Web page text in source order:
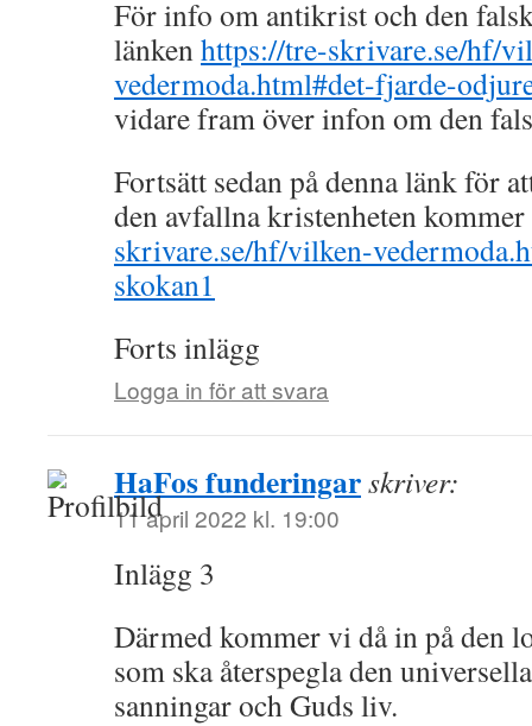
För info om antikrist och den
länkenhttps://tre-skrivare.se/hf/
vedermoda.html#det-fjarde-
vidare fram över infon om den
Fortsätt sedan på denna länk för
den avfallna kristenheten
skrivare.se/hf/vilken-
skokan1
Forts inlägg
Logga in för att svara
HaFos funderingarskriver:
11 april 2022 kl. 19:00
Inlägg 3
Därmed kommer vi då in på den
som ska återspegla den
sanningar och Guds liv.